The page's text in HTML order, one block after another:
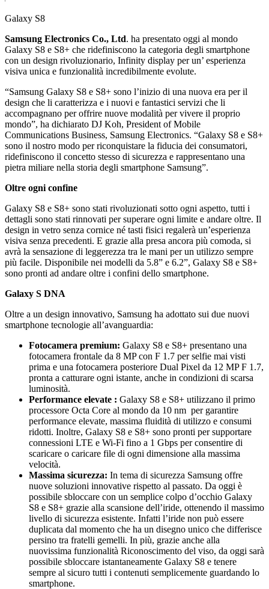
Galaxy S8
Samsung Electronics Co., Ltd. ha presentato oggi al mondo
Galaxy S8 e S8+ che ridefiniscono la categoria degli smartphone
con un design rivoluzionario, Infinity display per un’ esperienza
visiva unica e funzionalità incredibilmente evolute.
“Samsung Galaxy S8 e S8+ sono l’inizio di una nuova era per il
design che li caratterizza e i nuovi e fantastici servizi che li
accompagnano per offrire nuove modalità per vivere il proprio
mondo”, ha dichiarato DJ Koh, President of Mobile
Communications Business, Samsung Electronics. “Galaxy S8 e S8+
sono il nostro modo per riconquistare la fiducia dei consumatori,
ridefiniscono il concetto stesso di sicurezza e rappresentano una
pietra miliare nella storia degli smartphone Samsung”.
Oltre ogni confine
Galaxy S8 e S8+ sono stati rivoluzionati sotto ogni aspetto, tutti i
dettagli sono stati rinnovati per superare ogni limite e andare oltre. Il
design in vetro senza cornice né tasti fisici regalerà un’esperienza
visiva senza precedenti. E grazie alla presa ancora più comoda, si
avrà la sensazione di leggerezza tra le mani per un utilizzo sempre
più facile. Disponibile nei modelli da 5.8” e 6.2”, Galaxy S8 e S8+
sono pronti ad andare oltre i confini dello smartphone.
Galaxy S DNA
Oltre a un design innovativo, Samsung ha adottato sui due nuovi
smartphone tecnologie all’avanguardia:
Fotocamera premium: Galaxy S8 e S8+ presentano una
fotocamera frontale da 8 MP con F 1.7 per selfie mai visti
prima e una fotocamera posteriore Dual Pixel da 12 MP F 1.7,
pronta a catturare ogni istante, anche in condizioni di scarsa
luminosità.
Performance elevate : Galaxy S8 e S8+ utilizzano il primo
processore Octa Core al mondo da 10 nm per garantire
performance elevate, massima fluidità di utilizzo e consumi
ridotti. Inoltre, Galaxy S8 e S8+ sono pronti per supportare
connessioni LTE e Wi-Fi fino a 1 Gbps per consentire di
scaricare o caricare file di ogni dimensione alla massima
velocità.
Massima sicurezza: In tema di sicurezza Samsung offre
nuove soluzioni innovative rispetto al passato. Da oggi è
possibile sbloccare con un semplice colpo d’occhio Galaxy
S8 e S8+ grazie alla scansione dell’iride, ottenendo il massimo
livello di sicurezza esistente. Infatti l’iride non può essere
duplicata dal momento che ha un disegno unico che differisce
persino tra fratelli gemelli. In più, grazie anche alla
nuovissima funzionalità Riconoscimento del viso, da oggi sarà
possibile sbloccare istantaneamente Galaxy S8 e tenere
sempre al sicuro tutti i contenuti semplicemente guardando lo
smartphone.